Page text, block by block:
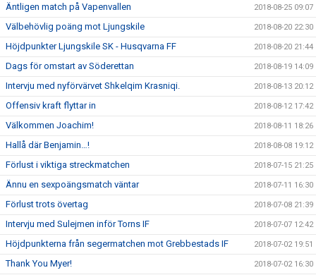
Äntligen match på Vapenvallen 2018-08-25 09:07
Välbehövlig poäng mot Ljungskile 2018-08-20 22:30
Höjdpunkter Ljungskile SK - Husqvarna FF 2018-08-20 21:44
Dags för omstart av Söderettan 2018-08-19 14:09
Intervju med nyförvärvet Shkelqim Krasniqi. 2018-08-13 20:12
Offensiv kraft flyttar in 2018-08-12 17:42
Välkommen Joachim! 2018-08-11 18:26
Hallå där Benjamin…! 2018-08-08 19:12
Förlust i viktiga streckmatchen 2018-07-15 21:25
Ännu en sexpoängsmatch väntar 2018-07-11 16:30
Förlust trots övertag 2018-07-08 21:39
Intervju med Sulejmen inför Torns IF 2018-07-07 12:42
Höjdpunkterna från segermatchen mot Grebbestads IF 2018-07-02 19:51
Thank You Myer! 2018-07-02 16:30